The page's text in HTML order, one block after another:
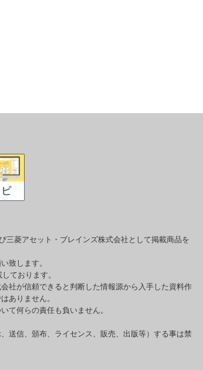
三菱アセット・ブレインズ株式会社として掲載商品を
致します。
ております。
社が信頼できると判断した情報源から入手した資料作
ありません。
て何らの責任も負いません。
送信、頒布、ライセンス、販売、出版等）する事は禁